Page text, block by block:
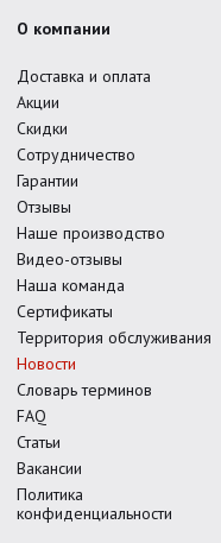
О компании
Доставка и оплата
Акции
Скидки
Сотрудничество
Гарантии
Отзывы
Наше производство
Видео-отзывы
Наша команда
Сертификаты
Территория обслуживания
Новости
Словарь терминов
FAQ
Статьи
Вакансии
Политика
конфиденциальности